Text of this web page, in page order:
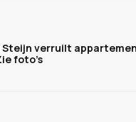
Steijn verruilt
foto’s